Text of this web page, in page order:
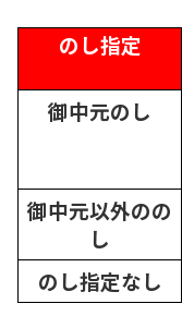
のし指定
御中元のし
御中元以外のの
し
のし指定なし